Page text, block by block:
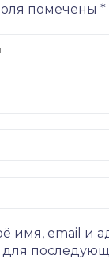
помечены *
имя, email и
для